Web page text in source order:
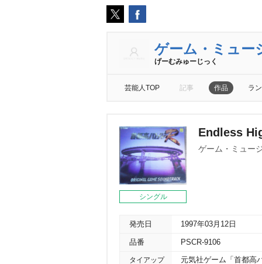
ゲーム・ミュー
げーむみゅーじっく
芸能人TOP 記事 作品 ラ
シングル
Endless
ゲーム・ミュー
発売日 1997年03月12日
品番 PSCR-9106
タイアップ 元気社ゲーム「首都高